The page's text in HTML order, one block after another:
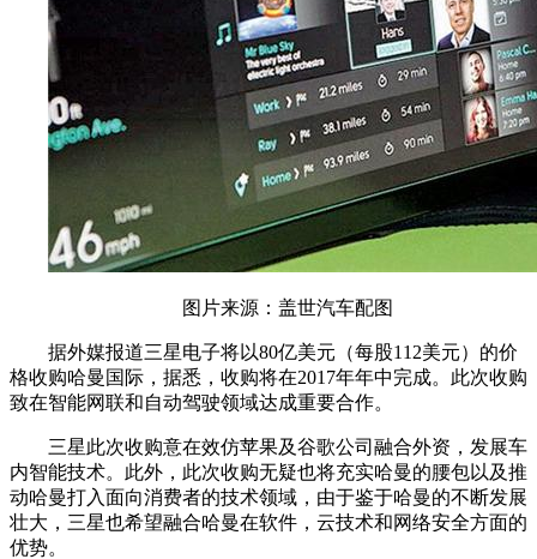
图片来源：盖世汽车配图
据外媒报道三星电子将以80亿美元（每股112美元）的价
格收购哈曼国际，据悉，收购将在2017年年中完成。此次收购
致在智能网联和自动驾驶领域达成重要合作。
三星此次收购意在效仿苹果及谷歌公司融合外资，发展车
内智能技术。此外，此次收购无疑也将充实哈曼的腰包以及推
动哈曼打入面向消费者的技术领域，由于鉴于哈曼的不断发展
壮大，三星也希望融合哈曼在软件，云技术和网络安全方面的
优势。